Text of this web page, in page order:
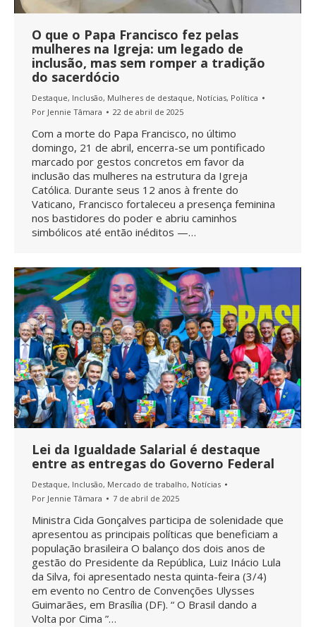
O que o Papa Francisco fez pelas
mulheres na Igreja: um legado de
inclusão, mas sem romper a tradição
do sacerdócio
Destaque, Inclusão, Mulheres de destaque, Notícias, Política
Por Jennie Tâmara 22 de abril de 2025
Com a morte do Papa Francisco, no último
domingo, 21 de abril, encerra-se um pontificado
marcado por gestos concretos em favor da
inclusão das mulheres na estrutura da Igreja
Católica. Durante seus 12 anos à frente do
Vaticano, Francisco fortaleceu a presença feminina
nos bastidores do poder e abriu caminhos
simbólicos até então inéditos —…
Lei da Igualdade Salarial é destaque
entre as entregas do Governo Federal
Destaque, Inclusão, Mercado de trabalho, Notícias
Por Jennie Tâmara 7 de abril de 2025
Ministra Cida Gonçalves participa de solenidade que
apresentou as principais políticas que beneficiam a
população brasileira O balanço dos dois anos de
gestão do Presidente da República, Luiz Inácio Lula
da Silva, foi apresentado nesta quinta-feira (3/4)
em evento no Centro de Convenções Ulysses
Guimarães, em Brasília (DF). “ O Brasil dando a
Volta por Cima ”…